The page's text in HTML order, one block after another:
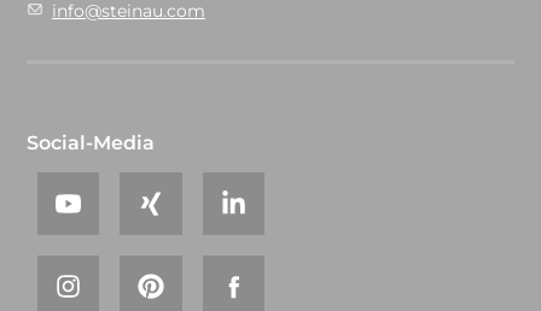
info@steinau.com
Social-Media